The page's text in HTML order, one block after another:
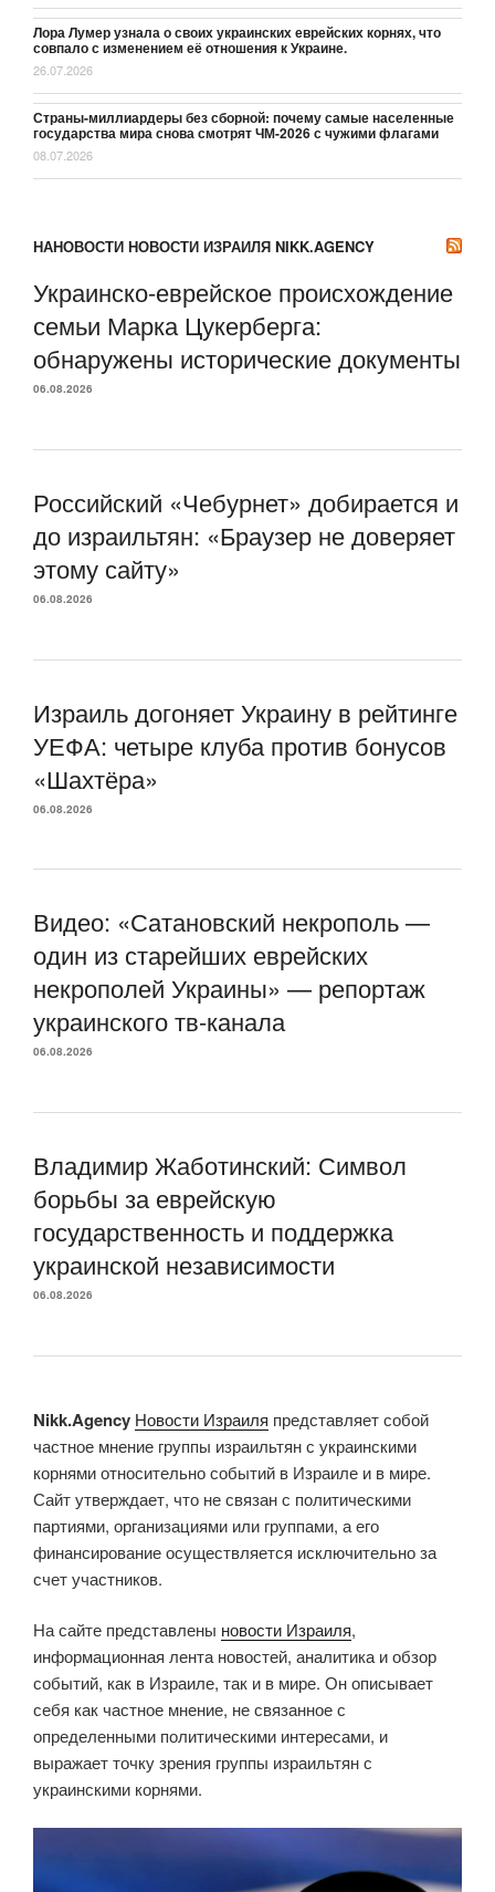
Лора Лумер узнала о своих украинских еврейских корнях, что
совпало с изменением её отношения к Украине.
26.07.2026
Страны-миллиардеры без сборной: почему самые населенные
государства мира снова смотрят ЧМ-2026 с чужими флагами
08.07.2026
НАНОВОСТИ НОВОСТИ ИЗРАИЛЯ NIKK.AGENCY
Украинско-еврейское происхождение
семьи Марка Цукерберга:
обнаружены исторические документы
06.08.2026
Российский «Чебурнет» добирается и
до израильтян: «Браузер не доверяет
этому сайту»
06.08.2026
Израиль догоняет Украину в рейтинге
УЕФА: четыре клуба против бонусов
«Шахтёра»
06.08.2026
Видео: «Сатановский некрополь —
один из старейших еврейских
некрополей Украины» — репортаж
украинского тв-канала
06.08.2026
Владимир Жаботинский: Символ
борьбы за еврейскую
государственность и поддержка
украинской независимости
06.08.2026
Nikk.Agency Новости Израиля представляет собой
частное мнение группы израильтян с украинскими
корнями относительно событий в Израиле и в мире.
Сайт утверждает, что не связан с политическими
партиями, организациями или группами, а его
финансирование осуществляется исключительно за
счет участников.
На сайте представлены новости Израиля,
информационная лента новостей, аналитика и обзор
событий, как в Израиле, так и в мире. Он описывает
себя как частное мнение, не связанное с
определенными политическими интересами, и
выражает точку зрения группы израильтян с
украинскими корнями.